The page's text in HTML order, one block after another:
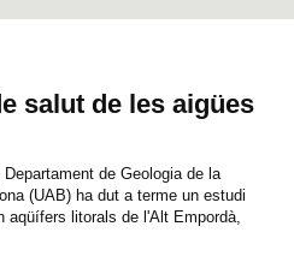
salut de les aigües
de Geologia de la
(UAB) ha dut a terme un estudi
aqüífers litorals de l'Alt Empordà,